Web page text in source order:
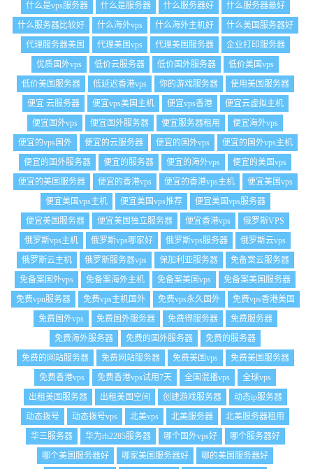
什么是vps服务器
什么是服务器 什么服务器好
什么服务器最好
什么服务器比较好
什么海外vps 什么海外主机好
什么美国服务器好
代理服务器美国
代理美国vps 代理美国服务器
企业打印服务器
优质国外vps
低价云服务器 低价国外服务器
低价美国vps
低价美国服务器
低延迟香港vps 你的游戏服务器
使用美国服务器
便宜 云服务器
便宜vps美国主机 便宜vps香港
便宜云虚拟主机
便宜国外vps
便宜国外服务器 便宜服务器租用
便宜海外vps
便宜的vps国外
便宜的云服务器 便宜的国外vps
便宜的国外vps主机
便宜的国外服务器
便宜的服务器 便宜的海外vps
便宜的美国vps
便宜的美国服务器
便宜的香港vps 便宜的香港vps主机
便宜美国vps
便宜美国vps主机
便宜美国vps推荐
便宜美国vps服务器
便宜美国服务器
便宜美国独立服务器 便宜香港vps
俄罗斯VPS
俄罗斯vps主机
俄罗斯vps哪家好 俄罗斯vps服务器
俄罗斯云vps
俄罗斯云主机
俄罗斯服务器vps 保加利亚服务器
免备案云服务器
免备案国外vps
免备案海外主机 免备案美国vps
免备案美国服务器
免费vpn服务器
免费vps主机国外 免费vps永久国外
免费vps香港美国
免费国外vps
免费国外服务器 免费得服务器
免费服务器
免费海外服务器
免费的国外服务器
免费的服务器
免费的网站服务器
免费网站服务器 免费美国vps
免费美国服务器
免费香港vps
免费香港vps试用7天 全国混播vps
全球vps
出租美国服务器
出租美国空间 创建游戏服务器
动态ip服务器
动态拨号
动态拨号vps 北美vps 北美服务器
北美服务器租用
华三服务器
华为rh2285服务器 哪个国外vps好
哪个服务器好
哪个美国服务器好
哪家美国服务器好
哪的美国服务器好